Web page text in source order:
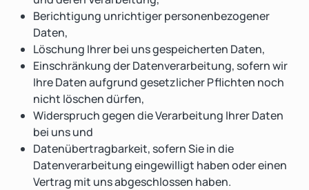
Berichtigung unrichtiger personenbezogener
Daten,
Löschung Ihrer bei uns gespeicherten Daten,
Einschränkung der Datenverarbeitung, sofern wir
Ihre Daten aufgrund gesetzlicher Pflichten noch
nicht löschen dürfen,
Widerspruch gegen die Verarbeitung Ihrer Daten
bei uns und
Datenübertragbarkeit, sofern Sie in die
Datenverarbeitung eingewilligt haben oder einen
Vertrag mit uns abgeschlossen haben.